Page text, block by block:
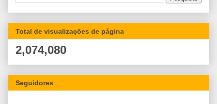
Total de visualizações de página
2,074,080
Seguidores